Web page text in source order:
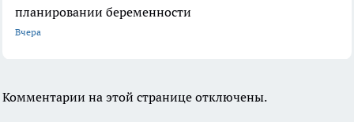
планировании беременности
Вчера
Комментарии на этой странице отключены.